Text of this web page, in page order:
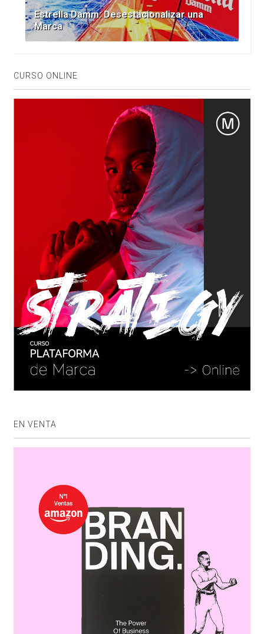
Estrella Damm: Desestacionalizar una
Marca
CURSO ONLINE
EN VENTA